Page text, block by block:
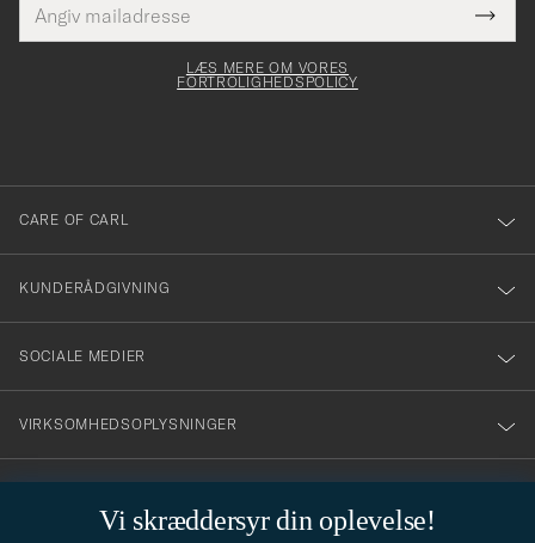
Vi skræddersyr din oplevelse!
mailadresse
skal
Tack
för
dig
till
vårt
nyhetsbrev!
LÆS MERE OM VORES
FORTROLIGHEDSPOLICY
CARE OF CARL
KUNDERÅDGIVNING
SOCIALE MEDIER
VIRKSOMHEDSOPLYSNINGER